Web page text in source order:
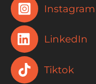
Instagram
LinkedIn
Tiktok